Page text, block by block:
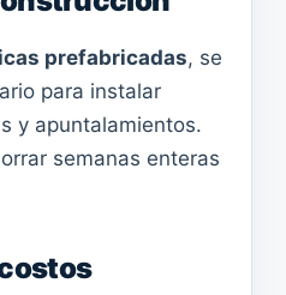
prefabricadas, se
para instalar
y apuntalamientos.
semanas enteras